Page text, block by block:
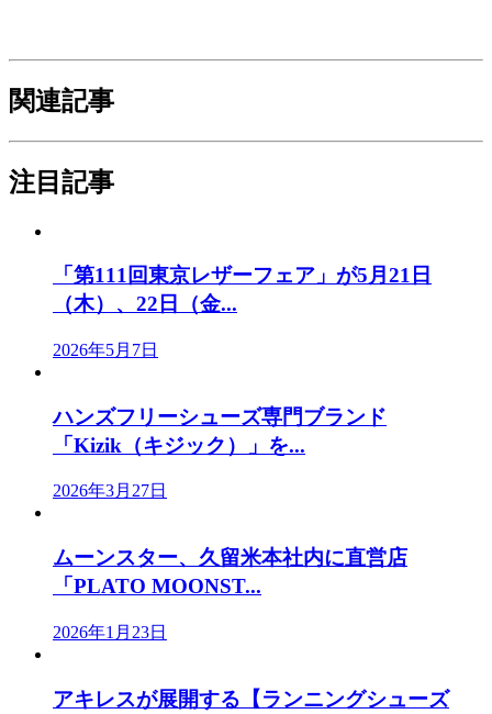
関連記事
注目記事
「第111回東京レザーフェア」が5月21日
（木）、22日（金...
2026年5月7日
ハンズフリーシューズ専門ブランド
「Kizik（キジック）」を...
2026年3月27日
ムーンスター、久留米本社内に直営店
「PLATO MOONST...
2026年1月23日
アキレスが展開する【ランニングシューズ